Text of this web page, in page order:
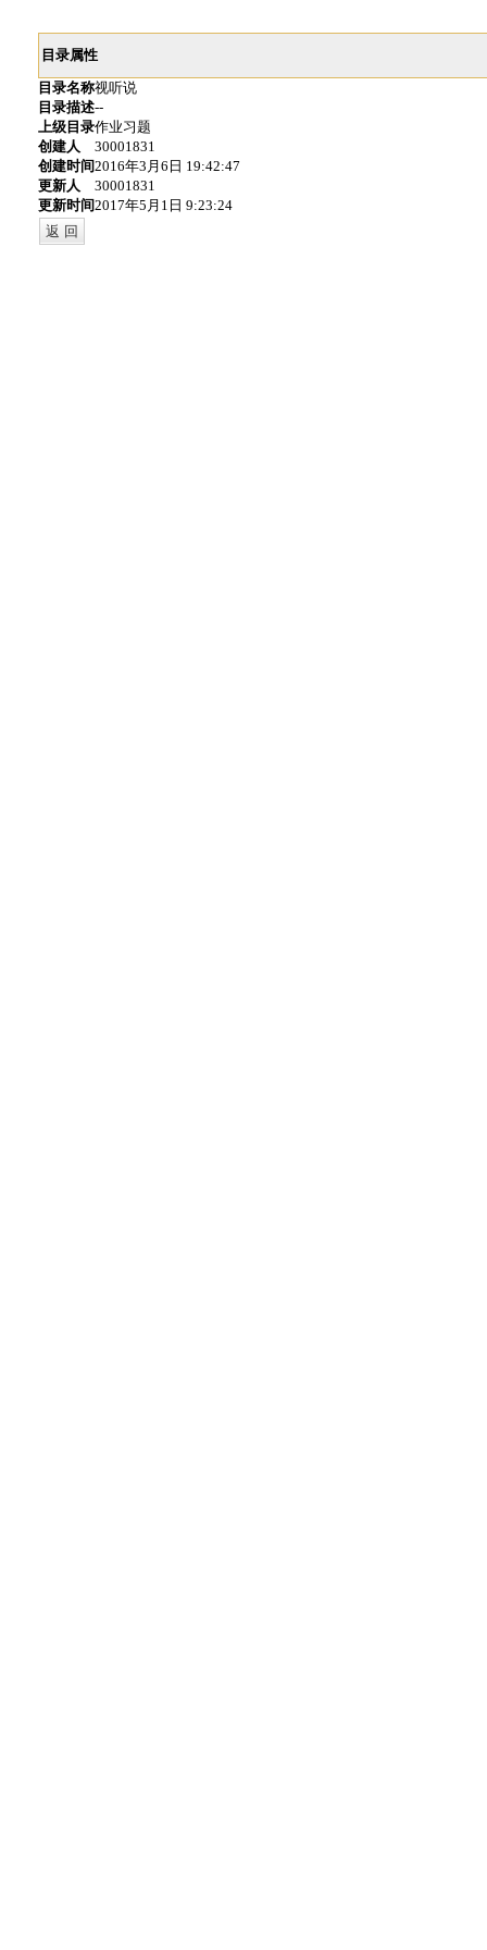
目录属性
目录名称视听说
目录描述--
上级目录作业习题
创建人
30001831
创建时间2016年3月6日 19:42:47
更新人
30001831
更新时间2017年5月1日 9:23:24